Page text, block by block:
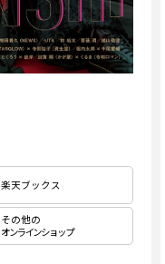
楽天ブックス
その他の
オンラインショップ